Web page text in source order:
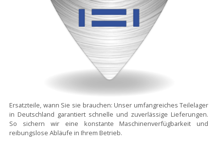
Ersatzteile, wann Sie sie brauchen: Unser umfangreiches Teilelager
in Deutschland garantiert schnelle und zuverlässige Lieferungen.
So sichern wir eine konstante Maschinenverfügbarkeit und
reibungslose Abläufe in Ihrem Betrieb.